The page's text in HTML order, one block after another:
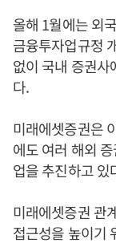
올해 1월에는 외
금융투자업규정
없이 국내 증권사
다.
미래에셋증권은
에도 여러 해외
업을 추진하고 있
미래에셋증권 관
접근성을 높이기